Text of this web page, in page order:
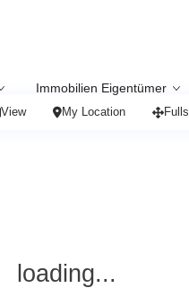
Immobilien Eigentümer
loading...
View My Location